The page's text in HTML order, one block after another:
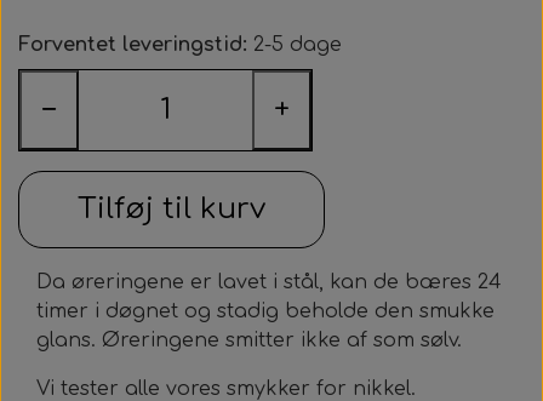
Medaljoner og læderkæde
Læderkæde
Medaljonger
Magnetknæbind med faste magneter
Magnetsåler
Sneakersvask
Opslagsbog om allergier
Forventet leveringstid: 2-5 dage
− +
Tilføj til kurv
Da øreringene er lavet i stål, kan de bæres 24
timer i døgnet og stadig beholde den smukke
glans. Øreringene smitter ikke af som sølv.
Vi tester alle vores smykker for nikkel.